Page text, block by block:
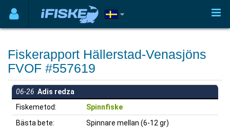
Fiskerapport Hällerstad-Venasjöns
FVOF #557619
06-26 Adis redza
Fiskemetod:
Spinnfiske
Bästa bete:
Spinnare mellan (6-12 gr)